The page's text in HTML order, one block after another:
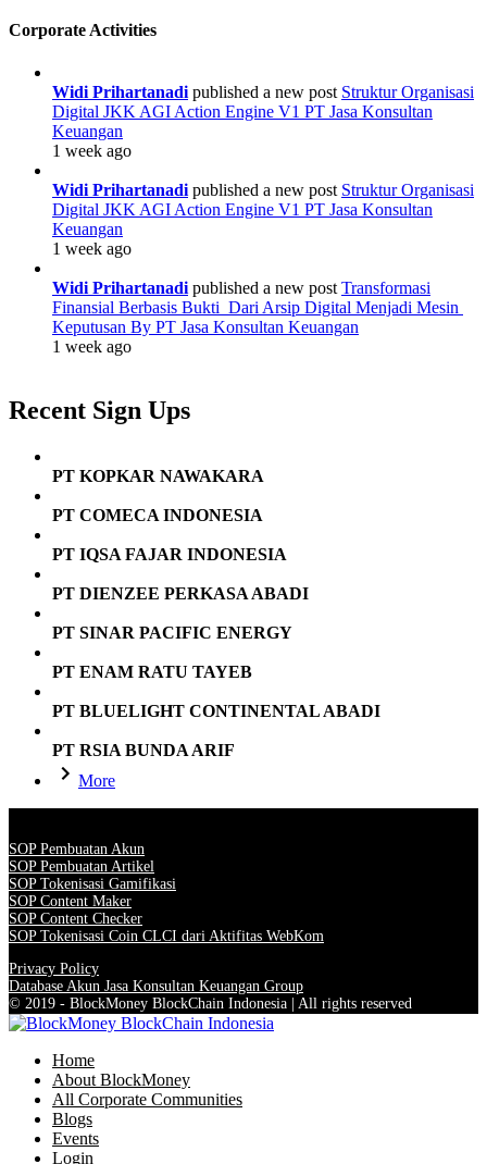
Corporate Activities
Widi Prihartanadi published a new post Struktur Organisasi
Digital JKK AGI Action Engine V1 PT Jasa Konsultan
Keuangan
1 week ago
Widi Prihartanadi published a new post Struktur Organisasi
Digital JKK AGI Action Engine V1 PT Jasa Konsultan
Keuangan
1 week ago
Widi Prihartanadi published a new post Transformasi
Finansial Berbasis Bukti Dari Arsip Digital Menjadi Mesin
Keputusan By PT Jasa Konsultan Keuangan
1 week ago
Recent Sign Ups
PT KOPKAR NAWAKARA
PT COMECA INDONESIA
PT IQSA FAJAR INDONESIA
PT DIENZEE PERKASA ABADI
PT SINAR PACIFIC ENERGY
PT ENAM RATU TAYEB
PT BLUELIGHT CONTINENTAL ABADI
PT RSIA BUNDA ARIF
More
SOP Pembuatan Akun
SOP Pembuatan Artikel
SOP Tokenisasi Gamifikasi
SOP Content Maker
SOP Content Checker
SOP Tokenisasi Coin CLCI dari Aktifitas WebKom
Privacy Policy
Database Akun Jasa Konsultan Keuangan Group
© 2019 - BlockMoney BlockChain Indonesia | All rights reserved
Home
About BlockMoney
All Corporate Communities
Blogs
Events
Login